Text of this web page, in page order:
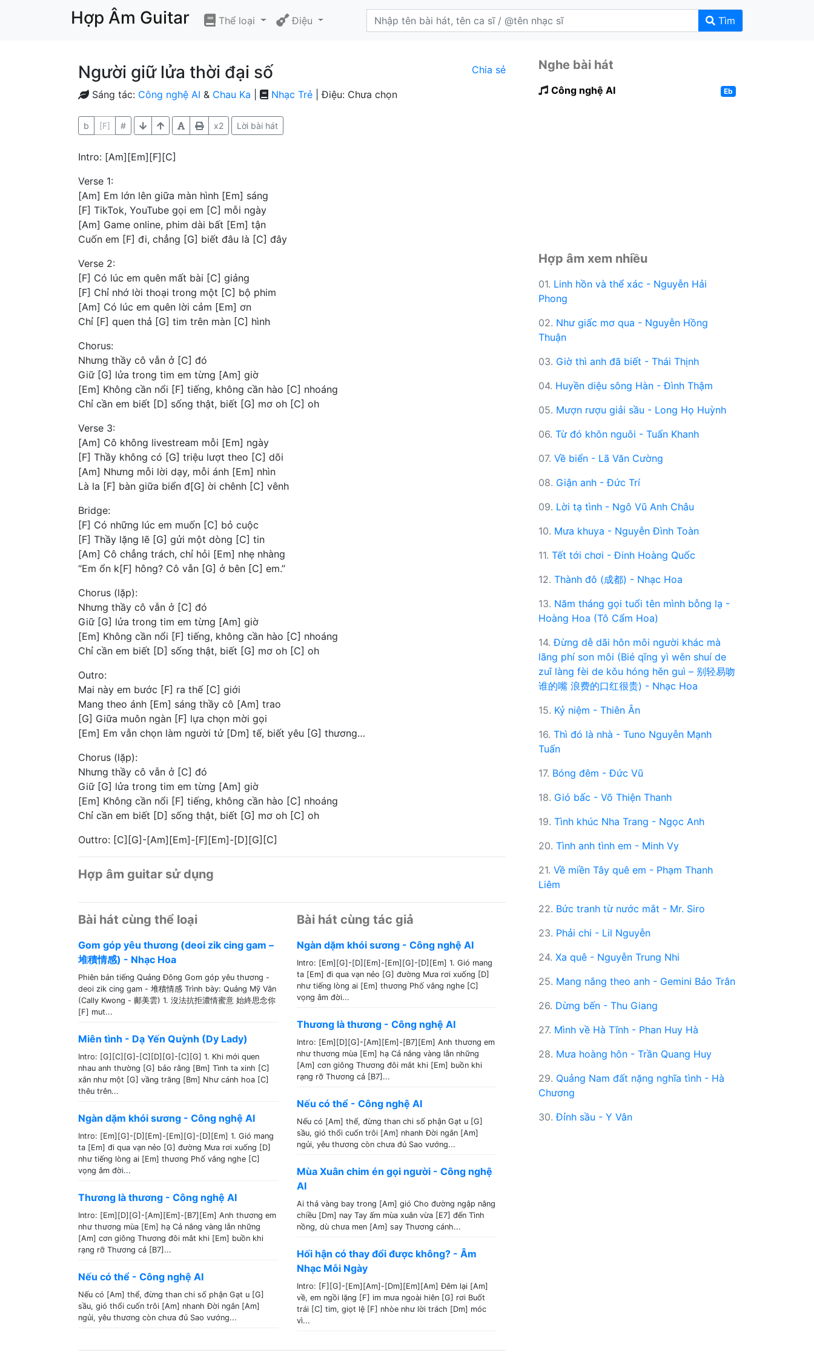
Hợp Âm Guitar Thể loại Điệu Tìm
Người giữ lửa thời đại số Chia sẻ
Sáng tác: Công nghệ AI & Chau Ka Nhạc Trẻ | Điệu: Chưa chọn
b [F] # x2 Lời bài hát
Intro: [Am][Em][F][C]
Verse 1:
[Am] Em lớn lên giữa màn hình [Em] sáng
[F] TikTok, YouTube gọi em [C] mỗi ngày
[Am] Game online, phim dài bất [Em] tận
Cuốn em [F] đi, chẳng [G] biết đâu là [C] đây
Verse 2:
[F] Có lúc em quên mất bài [C] giảng
[F] Chỉ nhớ lời thoại trong một [C] bộ phim
[Am] Có lúc em quên lời cảm [Em] ơn
Chỉ [F] quen thả [G] tim trên màn [C] hình
Chorus:
Nhưng thầy cô vẫn ở [C] đó
Giữ [G] lửa trong tim em từng [Am] giờ
[Em] Không cần nổi [F] tiếng, không cần hào [C] nhoáng
Chỉ cần em biết [D] sống thật, biết [G] mơ oh [C] oh
Verse 3:
[Am] Cô không livestream mỗi [Em] ngày
[F] Thầy không có [G] triệu lượt theo [C] dõi
[Am] Nhưng mỗi lời dạy, mỗi ánh [Em] nhìn
Là la [F] bàn giữa biển đ[G] ời chênh [C] vênh
Bridge:
[F] Có những lúc em muốn [C] bỏ cuộc
[F] Thầy lặng lẽ [G] gửi một dòng [C] tin
[Am] Cô chẳng trách, chỉ hỏi [Em] nhẹ nhàng
“Em ổn k[F] hông? Cô vẫn [G] ở bên [C] em.”
Chorus (lặp):
Nhưng thầy cô vẫn ở [C] đó
Giữ [G] lửa trong tim em từng [Am] giờ
[Em] Không cần nổi [F] tiếng, không cần hào [C] nhoáng
Chỉ cần em biết [D] sống thật, biết [G] mơ oh [C] oh
Outro:
Mai này em bước [F] ra thế [C] giới
Mang theo ánh [Em] sáng thầy cô [Am] trao
[G] Giữa muôn ngàn [F] lựa chọn mời gọi
[Em] Em vẫn chọn làm người tử [Dm] tế, biết yêu [G] thương…
Chorus (lặp):
Nhưng thầy cô vẫn ở [C] đó
Giữ [G] lửa trong tim em từng [Am] giờ
[Em] Không cần nổi [F] tiếng, không cần hào [C] nhoáng
Chỉ cần em biết [D] sống thật, biết [G] mơ oh [C] oh
Outtro: [C][G]-[Am][Em]-[F][Em]-[D][G][C]
Hợp âm guitar sử dụng
Bài hát cùng thể loại
Gom góp yêu thương (deoi zik cing gam –
堆積情感) - Nhạc Hoa
Phiên bản tiếng Quảng Đông Gom góp yêu thương -
deoi zik cing gam - 堆積情感 Trình bày: Quảng Mỹ Vân
(Cally Kwong - 鄺美雲) 1. 沒法抗拒濃情蜜意 始終思念你
[F] mut...
Miên tình - Dạ Yến Quỳnh (Dy Lady)
Intro: [G][C][G]-[C][D][G]-[C][G] 1. Khi mới quen
nhau anh thường [G] bảo rằng [Bm] Tình ta xinh [C]
xắn như một [G] vầng trăng [Bm] Như cánh hoa [C]
thêu trên...
Ngàn dặm khói sương - Công nghệ AI
Intro: [Em][G]-[D][Em]-[Em][G]-[D][Em] 1. Gió mang
ta [Em] đi qua vạn nẻo [G] đường Mưa rơi xuống [D]
như tiếng lòng ai [Em] thương Phố vắng nghe [C]
vọng âm đời...
Thương là thương - Công nghệ AI
Intro: [Em][D][G]-[Am][Em]-[B7][Em] Anh thương em
như thương mùa [Em] hạ Cả nắng vàng lẫn những
[Am] cơn giông Thương đôi mắt khi [Em] buồn khi
rạng rỡ Thương cả [B7]...
Nếu có thể - Công nghệ AI
Nếu có [Am] thể, đừng than chi số phận Gạt u [G]
sầu, gió thổi cuốn trôi [Am] nhanh Đời ngắn [Am]
ngủi, yêu thương còn chưa đủ Sao vướng...
Bài hát cùng tác giả
Ngàn dặm khói sương - Công nghệ AI
Intro: [Em][G]-[D][Em]-[Em][G]-[D][Em] 1. Gió mang
ta [Em] đi qua vạn nẻo [G] đường Mưa rơi xuống [D]
như tiếng lòng ai [Em] thương Phố vắng nghe [C]
vọng âm đời...
Thương là thương - Công nghệ AI
Intro: [Em][D][G]-[Am][Em]-[B7][Em] Anh thương em
như thương mùa [Em] hạ Cả nắng vàng lẫn những
[Am] cơn giông Thương đôi mắt khi [Em] buồn khi
rạng rỡ Thương cả [B7]...
Nếu có thể - Công nghệ AI
Nếu có [Am] thể, đừng than chi số phận Gạt u [G]
sầu, gió thổi cuốn trôi [Am] nhanh Đời ngắn [Am]
ngủi, yêu thương còn chưa đủ Sao vướng...
Mùa Xuân chim én gọi người - Công nghệ
AI
Ai thả vàng bay trong [Am] gió Cho đường ngập nắng
chiều [Dm] nay Tay ấm mùa xuân vừa [E7] đến Tình
nồng, dù chưa men [Am] say Thương cánh...
Hối hận có thay đổi được không? - Âm
Nhạc Mỗi Ngày
Intro: [F][G]-[Em][Am]-[Dm][Em][Am] Đêm lại [Am]
về, em ngồi lặng [F] im mưa ngoài hiên [G] rơi Buốt
trái [C] tim, giọt lệ [F] nhòe như lời trách [Dm] móc
vì...
Nghe bài hát
Công nghệ AI Eb
Hợp âm xem nhiều
01. Linh hồn và thể xác - Nguyễn Hải
Phong
02. Như giấc mơ qua - Nguyễn Hồng
Thuận
03. Giờ thì anh đã biết - Thái Thịnh
04. Huyền diệu sông Hàn - Đình Thậm
05. Mượn rượu giải sầu - Long Họ Huỳnh
06. Từ đó khôn nguôi - Tuấn Khanh
07. Về biển - Lã Văn Cường
08. Giận anh - Đức Trí
09. Lời tạ tình - Ngô Vũ Anh Châu
10. Mưa khuya - Nguyễn Đình Toàn
11. Tết tới chơi - Đinh Hoàng Quốc
12. Thành đô (成都) - Nhạc Hoa
13. Năm tháng gọi tuổi tên mình bỗng lạ -
Hoàng Hoa (Tô Cẩm Hoa)
14.Đừng dễ dãi hôn môi người khác mà
lãng phí son môi (Bié qīng yì wěn shuí de
zuǐ làng fèi de kǒu hóng hěn guì – 别轻易吻
谁的嘴 浪费的口红很贵) - Nhạc Hoa
15. Kỷ niệm - Thiên Ân
16. Thì đó là nhà - Tuno Nguyễn Mạnh
Tuấn
17. Bóng đêm - Đức Vũ
18. Gió bấc - Võ Thiện Thanh
19. Tình khúc Nha Trang - Ngọc Anh
20. Tình anh tình em - Minh Vy
21. Về miền Tây quê em - Phạm Thanh
Liêm
22. Bức tranh từ nước mắt - Mr. Siro
23. Phải chi - Lil Nguyễn
24. Xa quê - Nguyễn Trung Nhi
25. Mang nắng theo anh - Gemini Bảo Trân
26. Dừng bến - Thu Giang
27. Mình về Hà Tĩnh - Phan Huy Hà
28. Mưa hoàng hôn - Trần Quang Huy
29. Quảng Nam đất nặng nghĩa tình - Hà
Chương
30.Đỉnh sầu - Y Vân